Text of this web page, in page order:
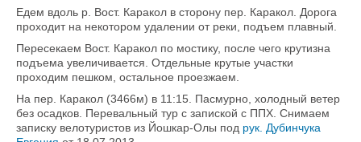
Едем вдоль р. Вост. Каракол в сторону пер. Каракол. Дорога
проходит на некотором удалении от реки, подъем плавный.
Пересекаем Вост. Каракол по мостику, после чего крутизна
подъема увеличивается. Отдельные крутые участки
проходим пешком, остальное проезжаем.
На пер. Каракол (3466м) в 11:15. Пасмурно, холодный ветер
без осадков. Перевальный тур с запиской с ППХ. Снимаем
записку велотуристов из Йошкар-Олы под рук. Дубинчука